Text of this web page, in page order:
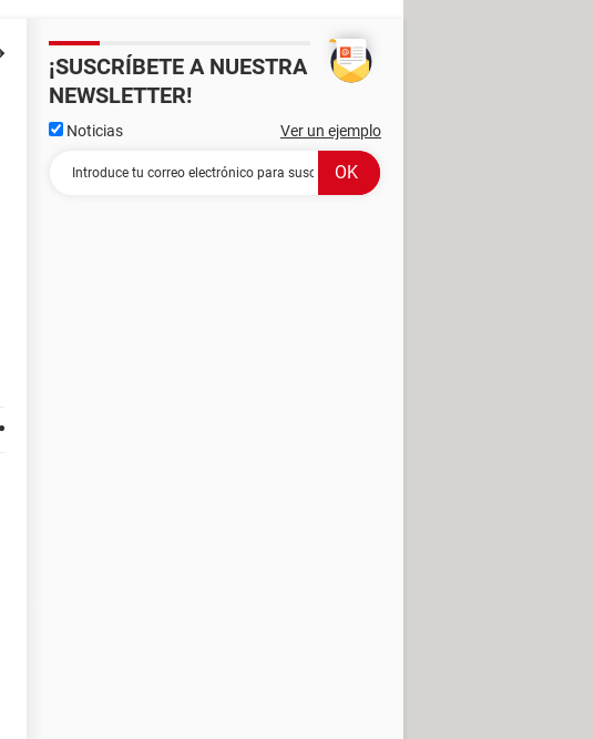
¡SUSCRÍBETE A NUESTRA
NEWSLETTER!
Noticias Ver un ejemplo